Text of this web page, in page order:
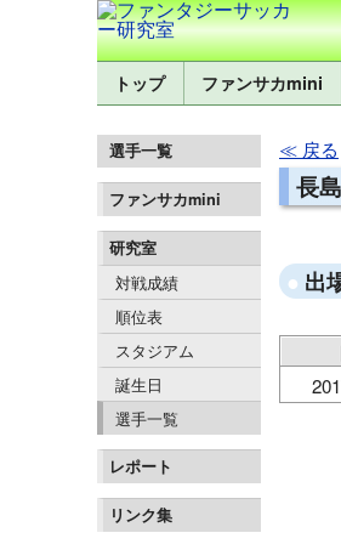
トップ ファンサカmini
選手一覧
ファンサカmini
研究室
対戦成績
順位表
スタジアム
誕生日
選手一覧
レポート
リンク集
戻る
長
出